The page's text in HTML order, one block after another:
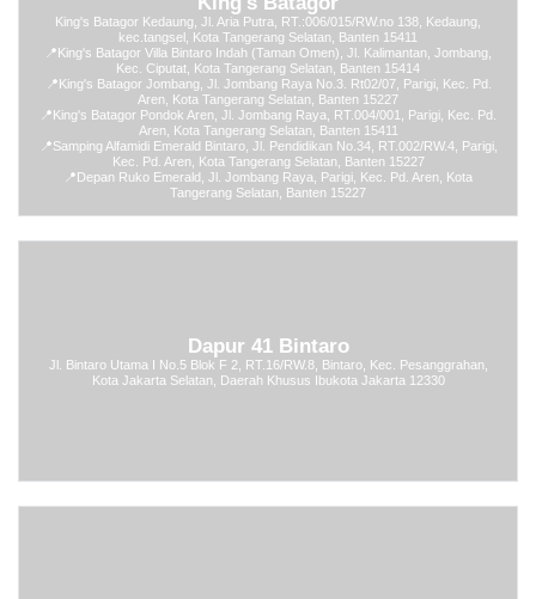
King's Batagor Kedaung, Jl. Aria Putra, RT.:006/015/RW.no 138, Kedaung,
kec.tangsel, Kota Tangerang Selatan, Banten 15411
📍King's Batagor Villa Bintaro Indah (Taman Omen), Jl. Kalimantan, Jombang,
Kec. Ciputat, Kota Tangerang Selatan, Banten 15414
📍King's Batagor Jombang, Jl. Jombang Raya No.3. Rt02/07, Parigi, Kec. Pd.
Aren, Kota Tangerang Selatan, Banten 15227
📍King's Batagor Pondok Aren, Jl. Jombang Raya, RT.004/001, Parigi, Kec. Pd.
Aren, Kota Tangerang Selatan, Banten 15411
📍Samping Alfamidi Emerald Bintaro, Jl. Pendidikan No.34, RT.002/RW.4, Parigi,
Kec. Pd. Aren, Kota Tangerang Selatan, Banten 15227
📍Depan Ruko Emerald, Jl. Jombang Raya, Parigi, Kec. Pd. Aren, Kota
Tangerang Selatan, Banten 15227
Dapur 41 Bintaro
Jl. Bintaro Utama I No.5 Blok F 2, RT.16/RW.8, Bintaro, Kec. Pesanggrahan,
Kota Jakarta Selatan, Daerah Khusus Ibukota Jakarta 12330